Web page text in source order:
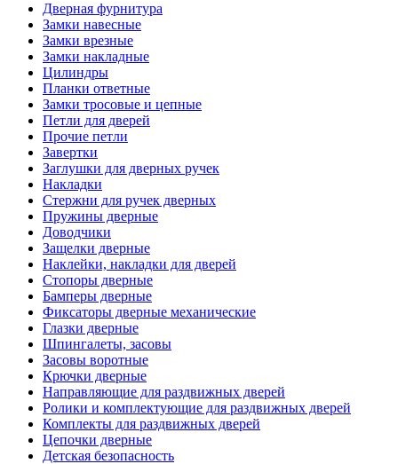
Дверная фурнитура
Замки навесные
Замки врезные
Замки накладные
Цилиндры
Планки ответные
Замки тросовые и цепные
Петли для дверей
Прочие петли
Завертки
Заглушки для дверных ручек
Накладки
Стержни для ручек дверных
Пружины дверные
Доводчики
Защелки дверные
Наклейки, накладки для дверей
Стопоры дверные
Бамперы дверные
Фиксаторы дверные механические
Глазки дверные
Шпингалеты, засовы
Засовы воротные
Крючки дверные
Направляющие для раздвижных дверей
Ролики и комплектующие для раздвижных дверей
Комплекты для раздвижных дверей
Цепочки дверные
Детская безопасность